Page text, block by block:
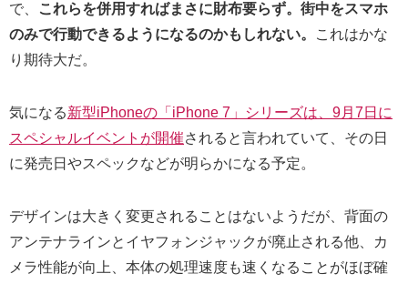
で、
これらを併用すればまさに財布要らず。街中をスマホ
のみで行動できるようになるのかもしれない。
これはかな
り期待大だ。
気になる新型iPhoneの「iPhone 7」シリーズは、9月7日に
スペシャルイベントが開催されると言われていて、その日
に発売日やスペックなどが明らかになる予定。
デザインは大きく変更されることはないようだが、背面の
アンテナラインとイヤフォンジャックが廃止される他、カ
メラ性能が向上、本体の処理速度も速くなることがほぼ確